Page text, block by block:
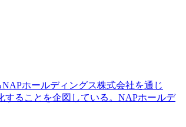
ホールディングス株式会社を通じ
することを企図している。NAPホールデ